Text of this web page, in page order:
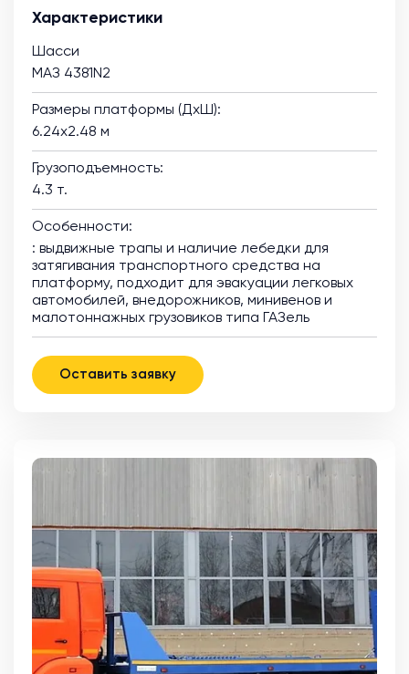
Характеристики
Шасси
МАЗ 4381N2
Размеры платформы (ДхШ):
6.24х2.48 м
Грузоподъемность:
4.3 т.
Особенности:
: выдвижные трапы и наличие лебедки для
затягивания транспортного средства на
платформу, подходит для эвакуации легковых
автомобилей, внедорожников, минивенов и
малотоннажных грузовиков типа ГАЗель
Оставить заявку